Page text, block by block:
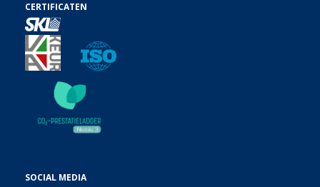
CERTIFICATEN
SOCIAL MEDIA